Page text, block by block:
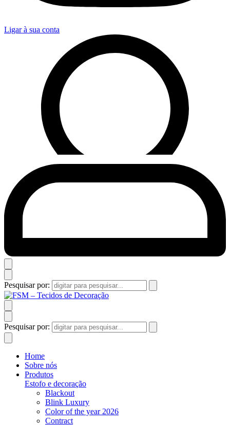
Ligar à sua conta
Pesquisar por:
Pesquisar por:
Home
Sobre nós
Produtos
Estofo e decoração
Blackout
Blink Luxury
Color of the year 2026
Contract